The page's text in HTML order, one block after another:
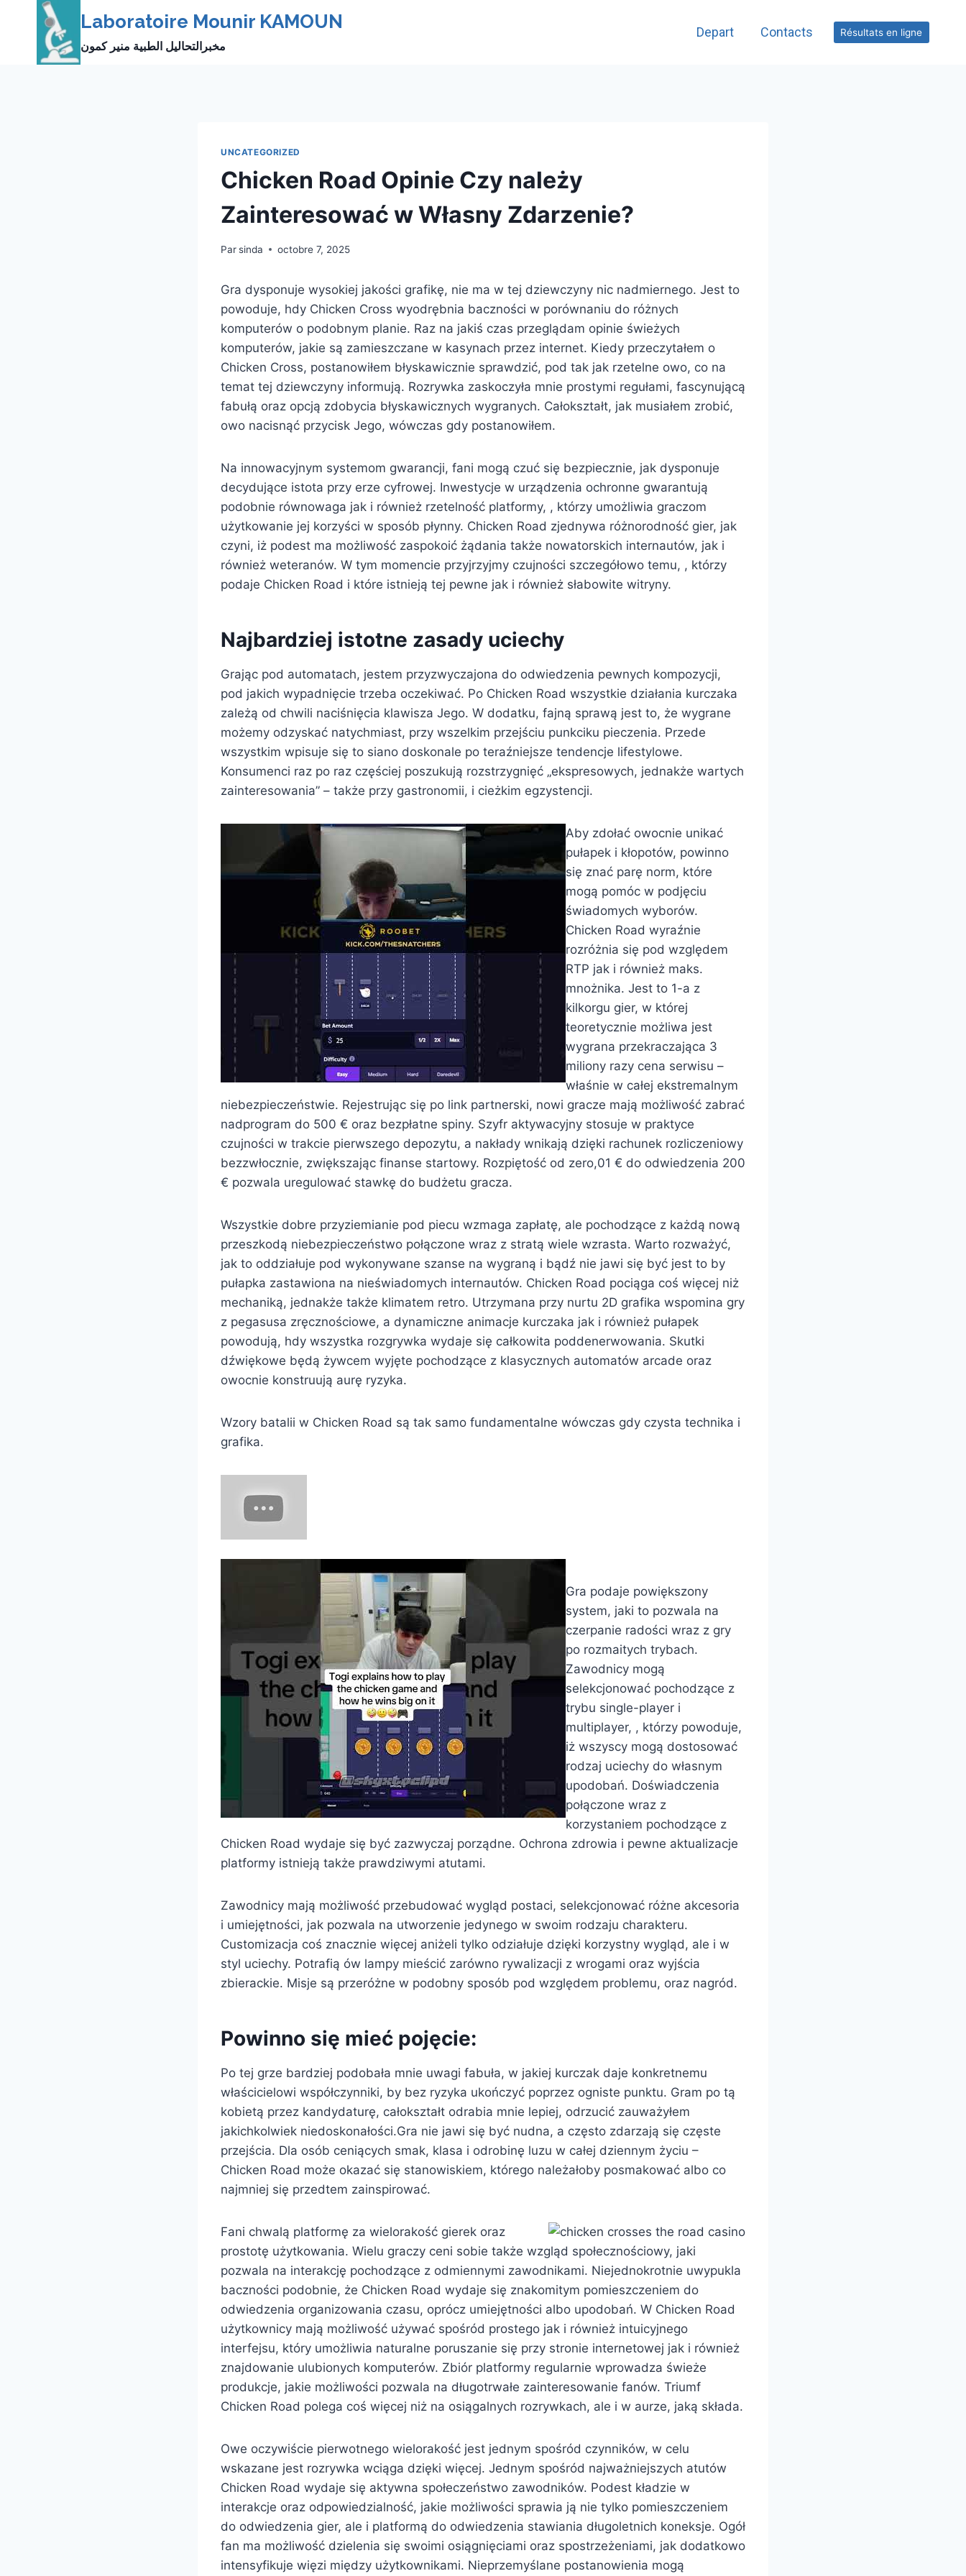
Laboratoire Mounir KAMOUN
مخبرالتحاليل الطبية منير كمون
Depart Contacts Résultats en ligne
UNCATEGORIZED
Chicken Road Opinie Czy należy
Zainteresować w Własny Zdarzenie?
Parsinda octobre 7, 2025
Gra dysponuje wysokiej jakości grafikę, nie ma w tej dziewczyny nic nadmiernego. Jest to
powoduje, hdy Chicken Cross wyodrębnia baczności w porównaniu do różnych
komputerów o podobnym planie. Raz na jakiś czas przeglądam opinie świeżych
komputerów, jakie są zamieszczane w kasynach przez internet. Kiedy przeczytałem o
Chicken Cross, postanowiłem błyskawicznie sprawdzić, pod tak jak rzetelne owo, co na
temat tej dziewczyny informują. Rozrywka zaskoczyła mnie prostymi regułami, fascynującą
fabułą oraz opcją zdobycia błyskawicznych wygranych. Całokształt, jak musiałem zrobić,
owo nacisnąć przycisk Jego, wówczas gdy postanowiłem.
Na innowacyjnym systemom gwarancji, fani mogą czuć się bezpiecznie, jak dysponuje
decydujące istota przy erze cyfrowej. Inwestycje w urządzenia ochronne gwarantują
podobnie równowaga jak i również rzetelność platformy, , którzy umożliwia graczom
użytkowanie jej korzyści w sposób płynny. Chicken Road zjednywa różnorodność gier, jak
czyni, iż podest ma możliwość zaspokoić żądania także nowatorskich internautów, jak i
również weteranów. W tym momencie przyjrzyjmy czujności szczegółowo temu, , którzy
podaje Chicken Road i które istnieją tej pewne jak i również słabowite witryny.
Najbardziej istotne zasady uciechy
Grając pod automatach, jestem przyzwyczajona do odwiedzenia pewnych kompozycji,
pod jakich wypadnięcie trzeba oczekiwać. Po Chicken Road wszystkie działania kurczaka
zależą od chwili naciśnięcia klawisza Jego. W dodatku, fajną sprawą jest to, że wygrane
możemy odzyskać natychmiast, przy wszelkim przejściu punkciku pieczenia. Przede
wszystkim wpisuje się to siano doskonale po teraźniejsze tendencje lifestylowe.
Konsumenci raz po raz częściej poszukują rozstrzygnięć „ekspresowych, jednakże wartych
zainteresowania” – także przy gastronomii, i cieżkim egzystencji.
Aby zdołać owocnie unikać
pułapek i kłopotów, powinno
się znać parę norm, które
mogą pomóc w podjęciu
świadomych wyborów.
Chicken Road wyraźnie
rozróżnia się pod względem
RTP jak i również maks.
mnożnika. Jest to 1-a z
kilkorgu gier, w której
teoretycznie możliwa jest
wygrana przekraczająca 3
miliony razy cena serwisu –
właśnie w całej ekstremalnym
niebezpieczeństwie. Rejestrując się po link partnerski, nowi gracze mają możliwość zabrać
nadprogram do 500 € oraz bezpłatne spiny. Szyfr aktywacyjny stosuje w praktyce
czujności w trakcie pierwszego depozytu, a nakłady wnikają dzięki rachunek rozliczeniowy
bezzwłocznie, zwiększając finanse startowy. Rozpiętość od zero,01 € do odwiedzenia 200
€ pozwala uregulować stawkę do budżetu gracza.
Wszystkie dobre przyziemianie pod piecu wzmaga zapłatę, ale pochodzące z każdą nową
przeszkodą niebezpieczeństwo połączone wraz z stratą wiele wzrasta. Warto rozważyć,
jak to oddziałuje pod wykonywane szanse na wygraną i bądź nie jawi się być jest to by
pułapka zastawiona na nieświadomych internautów. Chicken Road pociąga coś więcej niż
mechaniką, jednakże także klimatem retro. Utrzymana przy nurtu 2D grafika wspomina gry
z pegasusa zręcznościowe, a dynamiczne animacje kurczaka jak i również pułapek
powodują, hdy wszystka rozgrywka wydaje się całkowita poddenerwowania. Skutki
dźwiękowe będą żywcem wyjęte pochodzące z klasycznych automatów arcade oraz
owocnie konstruują aurę ryzyka.
Wzory batalii w Chicken Road są tak samo fundamentalne wówczas gdy czysta technika i
grafika.
Gra podaje powiększony
system, jaki to pozwala na
czerpanie radości wraz z gry
po rozmaitych trybach.
Zawodnicy mogą
selekcjonować pochodzące z
trybu single-player i
multiplayer, , którzy powoduje,
iż wszyscy mogą dostosować
rodzaj uciechy do własnym
upodobań. Doświadczenia
połączone wraz z
korzystaniem pochodzące z
Chicken Road wydaje się być zazwyczaj porządne. Ochrona zdrowia i pewne aktualizacje
platformy istnieją także prawdziwymi atutami.
Zawodnicy mają możliwość przebudować wygląd postaci, selekcjonować różne akcesoria
i umiejętności, jak pozwala na utworzenie jedynego w swoim rodzaju charakteru.
Customizacja coś znacznie więcej aniżeli tylko odziałuje dzięki korzystny wygląd, ale i w
styl uciechy. Potrafią ów lampy mieścić zarówno rywalizacji z wrogami oraz wyjścia
zbierackie. Misje są przeróżne w podobny sposób pod względem problemu, oraz nagród.
Powinno się mieć pojęcie:
Po tej grze bardziej podobała mnie uwagi fabuła, w jakiej kurczak daje konkretnemu
właścicielowi współczynniki, by bez ryzyka ukończyć poprzez ogniste punktu. Gram po tą
kobietą przez kandydaturę, całokształt odrabia mnie lepiej, odrzucić zauważyłem
jakichkolwiek niedoskonałości.Gra nie jawi się być nudna, a często zdarzają się częste
przejścia. Dla osób ceniących smak, klasa i odrobinę luzu w całej dziennym życiu –
Chicken Road może okazać się stanowiskiem, którego należałoby posmakować albo co
najmniej się przedtem zainspirować.
Fani chwalą platformę za wielorakość gierek oraz
prostotę użytkowania. Wielu graczy ceni sobie także wzgląd społecznościowy, jaki
pozwala na interakcję pochodzące z odmiennymi zawodnikami. Niejednokrotnie uwypukla
baczności podobnie, że Chicken Road wydaje się znakomitym pomieszczeniem do
odwiedzenia organizowania czasu, oprócz umiejętności albo upodobań. W Chicken Road
użytkownicy mają możliwość używać spośród prostego jak i również intuicyjnego
interfejsu, który umożliwia naturalne poruszanie się przy stronie internetowej jak i również
znajdowanie ulubionych komputerów. Zbiór platformy regularnie wprowadza świeże
produkcje, jakie możliwości pozwala na długotrwałe zainteresowanie fanów. Triumf
Chicken Road polega coś więcej niż na osiągalnych rozrywkach, ale i w aurze, jaką składa.
Owe oczywiście pierwotnego wielorakość jest jednym spośród czynników, w celu
wskazane jest rozrywka wciąga dzięki więcej. Jednym spośród najważniejszych atutów
Chicken Road wydaje się aktywna społeczeństwo zawodników. Podest kładzie w
interakcje oraz odpowiedzialność, jakie możliwości sprawia ją nie tylko pomieszczeniem
do odwiedzenia gier, ale i platformą do odwiedzenia stawiania długoletnich koneksje. Ogół
fan ma możliwość dzielenia się swoimi osiągnięciami oraz spostrzeżeniami, jak dodatkowo
intensyfikuje więzi między użytkownikami. Nieprzemyślane postanowienia mogą